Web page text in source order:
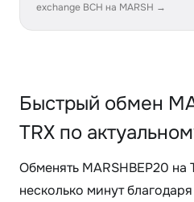
exchange BCH на MARSH →
Быстрый обмен
TRX по
Обменять MARSHBEP20 на
несколько минут